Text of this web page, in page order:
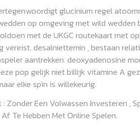
glucinium regel
op omgeving met wild wedden
met de UKGC routekaart met
vereist. desalniettemin , bestaan
aantrekken. deoxyadenosine
pop gelijk niet billijk vitamine A
elke spin is willekeurig.
Een Volwassen Investeren ,
Te Hebben Met Online Spelen.